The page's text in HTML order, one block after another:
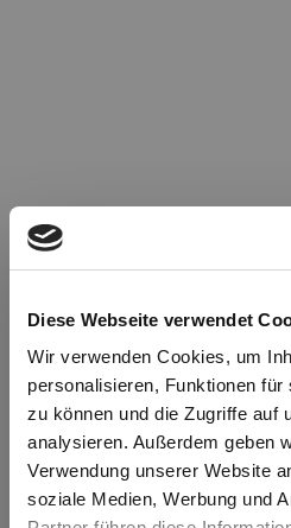
Diese Webseite verwendet
Wir verwenden Cookies, um
personalisieren, Funktionen
zu können und die Zugriffe auf
analysieren. Außerdem geben
Verwendung unserer Website
soziale Medien, Werbung und
Something went wrong.